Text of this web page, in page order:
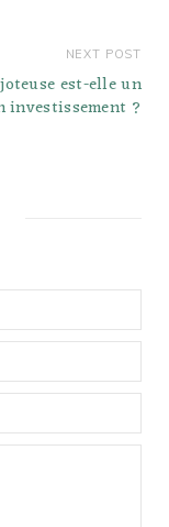
NEXT POST
est-elle un
investissement ?